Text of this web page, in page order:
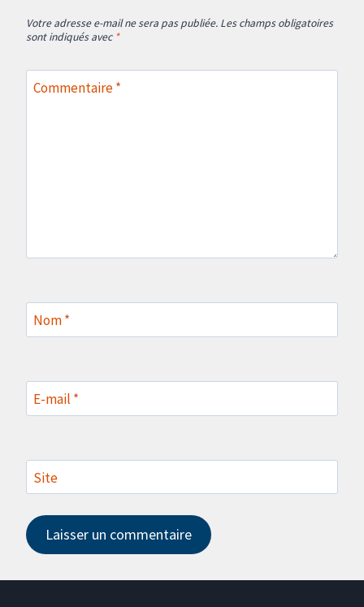
Votre adresse e-mail ne sera pas publiée. Les champs obligatoires
sont indiqués avec *
Commentaire*
Nom*
E-mail *
Site